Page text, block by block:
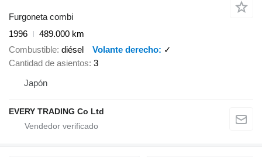
Furgoneta combi
1996
489.000 km
Combustible diésel Volante derecho
✓
Cantidad de asientos 3
Japón
EVERY TRADING Co Ltd